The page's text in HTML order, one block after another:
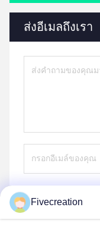
ส่งอีเมลถึงเรา
Fivecreation